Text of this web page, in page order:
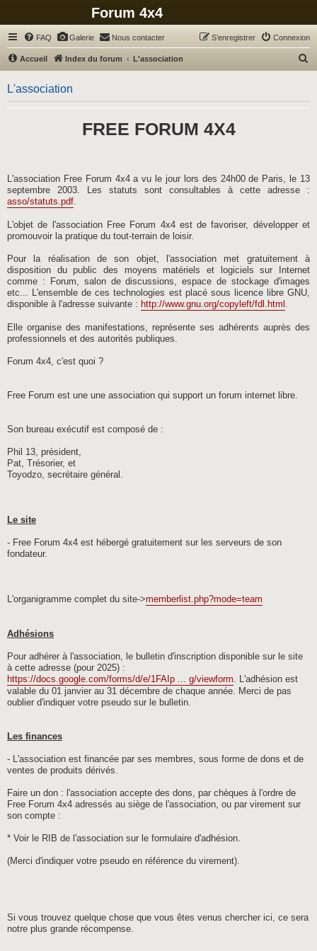
Forum 4x4
FAQ Galerie Nous contacter Connexion
S’enregistrer
Accueil Index du forum L'association
h
h
L'association
FREE FORUM 4X4
L'association Free Forum 4x4 a vu le jour lors des 24h00 de Paris, le 13
septembre 2003. Les statuts sont consultables à cette adresse :
asso/statuts.pdf.
L'objet de l'association Free Forum 4x4 est de favoriser, développer et
promouvoir la pratique du tout-terrain de loisir.
Pour la réalisation de son objet, l'association met gratuitement à
disposition du public des moyens matériels et logiciels sur Internet
comme : Forum, salon de discussions, espace de stockage d'images
etc... L'ensemble de ces technologies est placé sous licence libre GNU,
disponible à l'adresse suivante : http://www.gnu.org/copyleft/fdl.html .
Elle organise des manifestations, représente ses adhérents auprès des
professionnels et des autorités publiques.
Forum 4x4, c'est quoi ?
Free Forum est une une association qui support un forum internet libre.
Son bureau exécutif est composé de :
Phil 13, président,
Pat, Trésorier, et
Toyodzo, secrétaire général.
Le site
- Free Forum 4x4 est hébergé gratuitement sur les serveurs de son
fondateur.
L'organigramme complet du site->memberlist.php?mode=team
Adhésions
Pour adhérer à l'association, le bulletin d'inscription disponible sur le site
à cette adresse (pour 2025) :
https://docs.google.com/forms/d/e/1FAIp ... g/viewform. L'adhésion est
valable du 01 janvier au 31 décembre de chaque année. Merci de pas
oublier d'indiquer votre pseudo sur le bulletin.
Les finances
- L'association est financée par ses membres, sous forme de dons et de
ventes de produits dérivés.
Faire un don : l'association accepte des dons, par chèques à l'ordre de
Free Forum 4x4 adressés au siège de l'association, ou par virement sur
son compte :
* Voir le RIB de l'association sur le formulaire d'adhésion.
(Merci d'indiquer votre pseudo en référence du virement).
Si vous trouvez quelque chose que vous êtes venus chercher ici, ce sera
notre plus grande récompense.